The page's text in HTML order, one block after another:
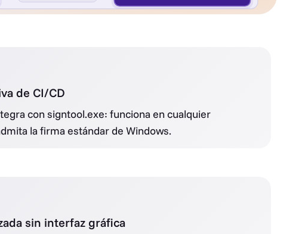
de CI/CD
con signtool.exe: funciona en cualquier
la firma estándar de Windows.
sin interfaz gráfica